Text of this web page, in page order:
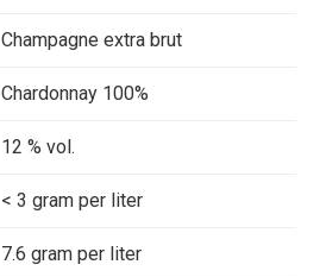
Champagne extra brut
Chardonnay 100%
12 % vol.
< 3 gram per liter
7.6 gram per liter